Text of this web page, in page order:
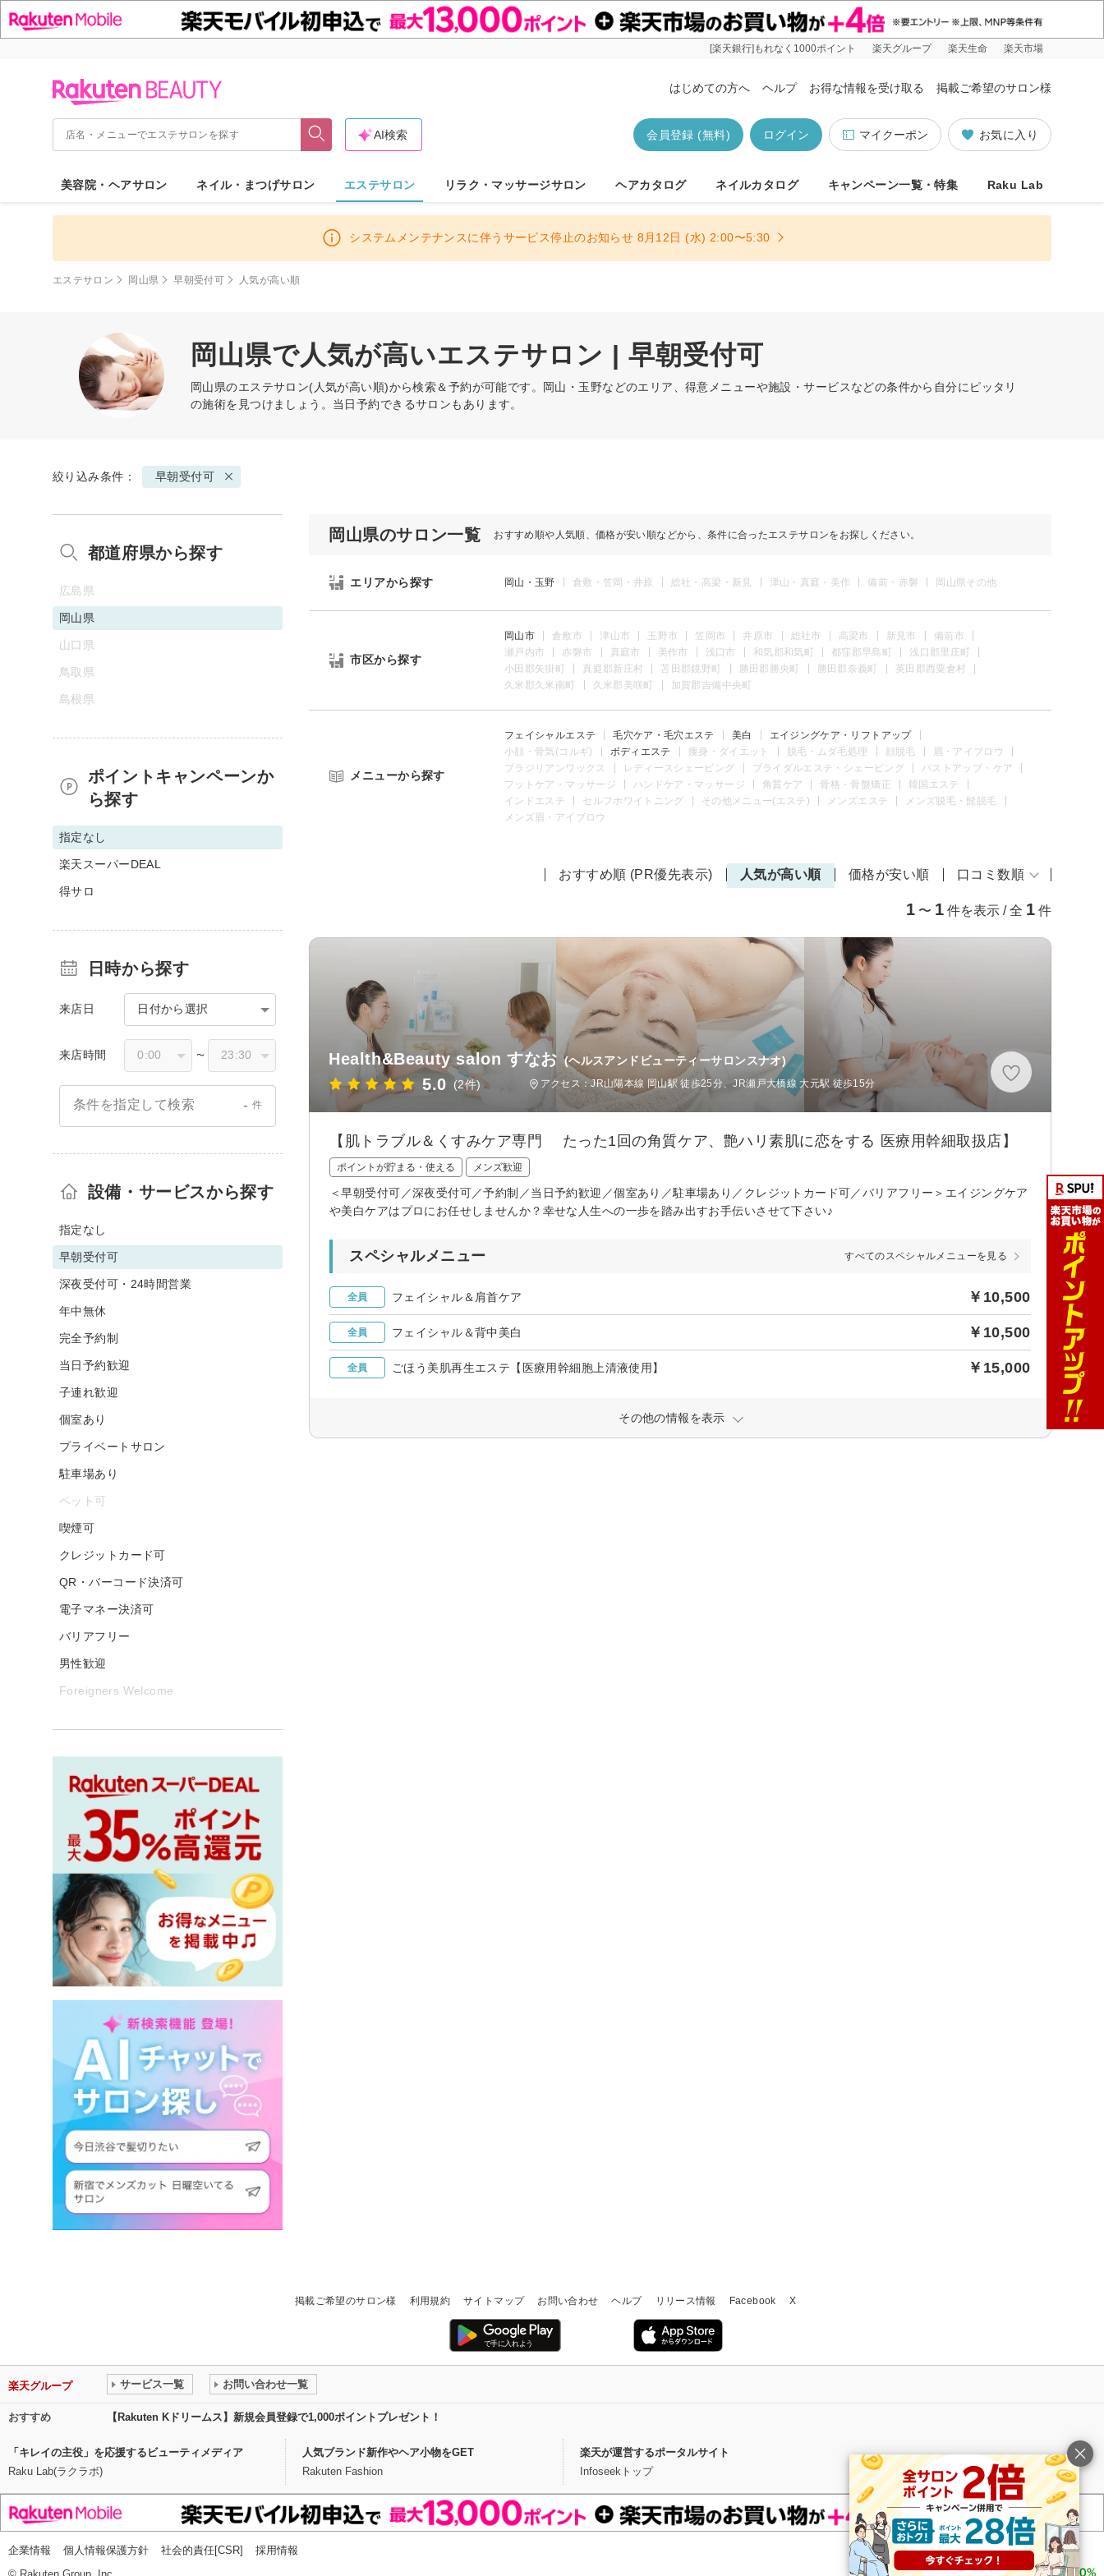
[楽天銀行]もれなく1000ポイント 楽天グループ 楽天生命 楽天市場
はじめての方へ ヘルプ お得な情報を受け取る 掲載ご希望のサロン様
お気に入り
マイクーポン
ログイン
会員登録 (無料)
AI検索
美容院・ヘアサロン ネイル・まつげサロン エステサロン リラク・マッサージサロン ヘアカタログ ネイルカタログ キャンペーン一覧・特集 Raku Lab
システムメンテナンスに伴うサービス停止のお知らせ 8月12日 (水) 2:00〜5:30
エステサロン 岡山県 早朝受付可 人気が高い順
岡山県で人気が高いエステサロン | 早朝受付可
岡山県のエステサロン(人気が高い順)から検索＆予約が可能です。岡山・玉野などのエリア、得意メニューや施設・サービスなどの条件から自分にピッタリ
の施術を見つけましょう。当日予約できるサロンもあります。
絞り込み条件： 早朝受付可
岡山県のサロン一覧 おすすめ順や人気順、価格が安い順などから、条件に合ったエステサロンをお探しください。
エリアから探す 岡山・玉野 倉敷・笠岡・井原 総社・高梁・新見 津山・真庭・美作 備前・赤磐 岡山県その他
市区から探す
岡山市 倉敷市 津山市 玉野市 笠岡市 井原市 総社市 高梁市 新見市
備前市
瀬戸内市
赤磐市 真庭市 美作市 浅口市 和気郡和気町 都窪郡早島町
浅口郡里庄町
小田郡矢掛町
真庭郡新庄村 苫田郡鏡野町 勝田郡勝央町 勝田郡奈義町
英田郡西粟倉村
久米郡久米南町
久米郡美咲町 加賀郡吉備中央町
メニューから探す
フェイシャルエステ 毛穴ケア・毛穴エステ 美白
エイジングケア・リフトアップ
小顔・骨気(コルギ)
ボディエステ 痩身・ダイエット 脱毛・ムダ毛処理 顔脱毛
眉・アイブロウ
ブラジリアンワックス
レディースシェービング ブライダルエステ・シェービング
バストアップ・ケア
フットケア・マッサージ
ハンドケア・マッサージ 角質ケア 骨格・骨盤矯正
韓国エステ
インドエステ
セルフホワイトニング その他メニュー(エステ) メンズエステ
メンズ脱毛・髭脱毛
メンズ眉・アイブロウ
おすすめ順 (PR優先表示) 人気が高い順 価格が安い順 口コミ数順
1 〜 1 件を表示 / 全 1 件
Health&Beauty salon すなお (ヘルスアンドビューティーサロンスナオ)
5.0 (2件) アクセス：JR山陽本線 岡山駅 徒歩25分、JR瀬戸大橋線 大元駅 徒歩15分
【肌トラブル＆くすみケア専門 たった1回の角質ケア、艶ハリ素肌に恋をする 医療用幹細取扱店】
ポイントが貯まる・使える メンズ歓迎
＜早朝受付可／深夜受付可／予約制／当日予約歓迎／個室あり／駐車場あり／クレジットカード可／バリアフリー＞エイジングケア
や美白ケアはプロにお任せしませんか？幸せな人生への一歩を踏み出すお手伝いさせて下さい♪
スペシャルメニュー すべてのスペシャルメニューを見る
全員 フェイシャル＆肩首ケア ￥10,500
全員 フェイシャル＆背中美白 ￥10,500
全員 ごほう美肌再生エステ【医療用幹細胞上清液使用】 ￥15,000
その他の情報を表示
都道府県から探す
広島県
岡山県
山口県
鳥取県
島根県
ポイントキャンペーンか
ら探す
指定なし
楽天スーパーDEAL
得サロ
日時から探す
来店日 日付から選択
来店時間 〜
条件を指定して検索 - 件
設備・サービスから探す
指定なし
早朝受付可
深夜受付可・24時間営業
年中無休
完全予約制
当日予約歓迎
子連れ歓迎
個室あり
プライベートサロン
駐車場あり
ペット可
喫煙可
クレジットカード可
QR・バーコード決済可
電子マネー決済可
バリアフリー
男性歓迎
Foreigners Welcome
掲載ご希望のサロン様 利用規約 サイトマップ お問い合わせ ヘルプ リリース情報 Facebook X
楽天グループ サービス一覧 お問い合わせ一覧
おすすめ 【Rakuten Kドリームス】新規会員登録で1,000ポイントプレゼント！
「キレイの主役」を応援するビューティメディア
Raku Lab(ラクラボ)
人気ブランド新作やヘア小物をGET
Rakuten Fashion
楽天が運営するポータルサイト
Infoseekトップ
企業情報 個人情報保護方針 社会的責任[CSR]
採用情報